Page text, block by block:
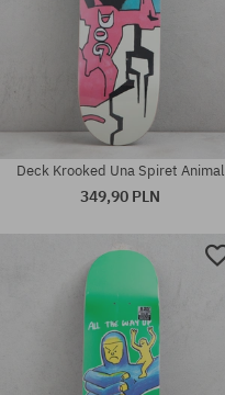
Dostępne rozmiary:
Deck Krooked Una Spiret Animal
349,90 PLN